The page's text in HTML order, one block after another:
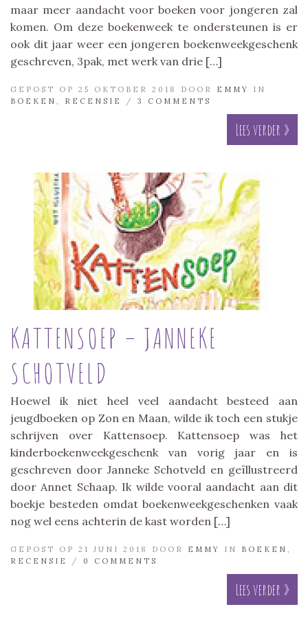
maar meer aandacht voor boeken voor jongeren zal
komen. Om deze boekenweek te ondersteunen is er
ook dit jaar weer een jongeren boekenweekgeschenk
geschreven, 3pak, met werk van drie […]
GEPOST OP 25 OKTOBER 2018 DOOR EMMY
IN
BOEKEN
RECENSIE / 3 COMMENTS
Lees verder »
KATTENSOEP – JANNEKE
SCHOTVELD
Hoewel ik niet heel veel aandacht besteed aan
jeugdboeken op Zon en Maan, wilde ik toch een stukje
schrijven over Kattensoep. Kattensoep was het
kinderboekenweekgeschenk van vorig jaar en is
geschreven door Janneke Schotveld en geïllustreerd
door Annet Schaap. Ik wilde vooral aandacht aan dit
boekje besteden omdat boekenweekgeschenken vaak
nog wel eens achterin de kast worden […]
GEPOST OP 21 JUNI 2018 DOOR EMMY IN BOEKEN
RECENSIE
/ 0 COMMENTS
Lees verder »